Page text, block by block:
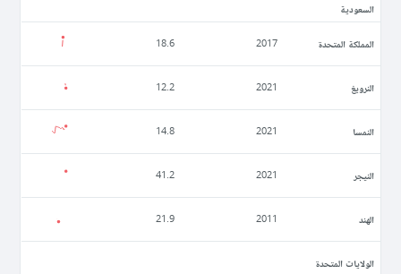
السعودية
المملكة المتحدة 2017
18.6
النرويغ 2021
12.2
النمسا 2021
14.8
النيجر 2021
41.2
الهند 2011
21.9
الولايات المتحدة